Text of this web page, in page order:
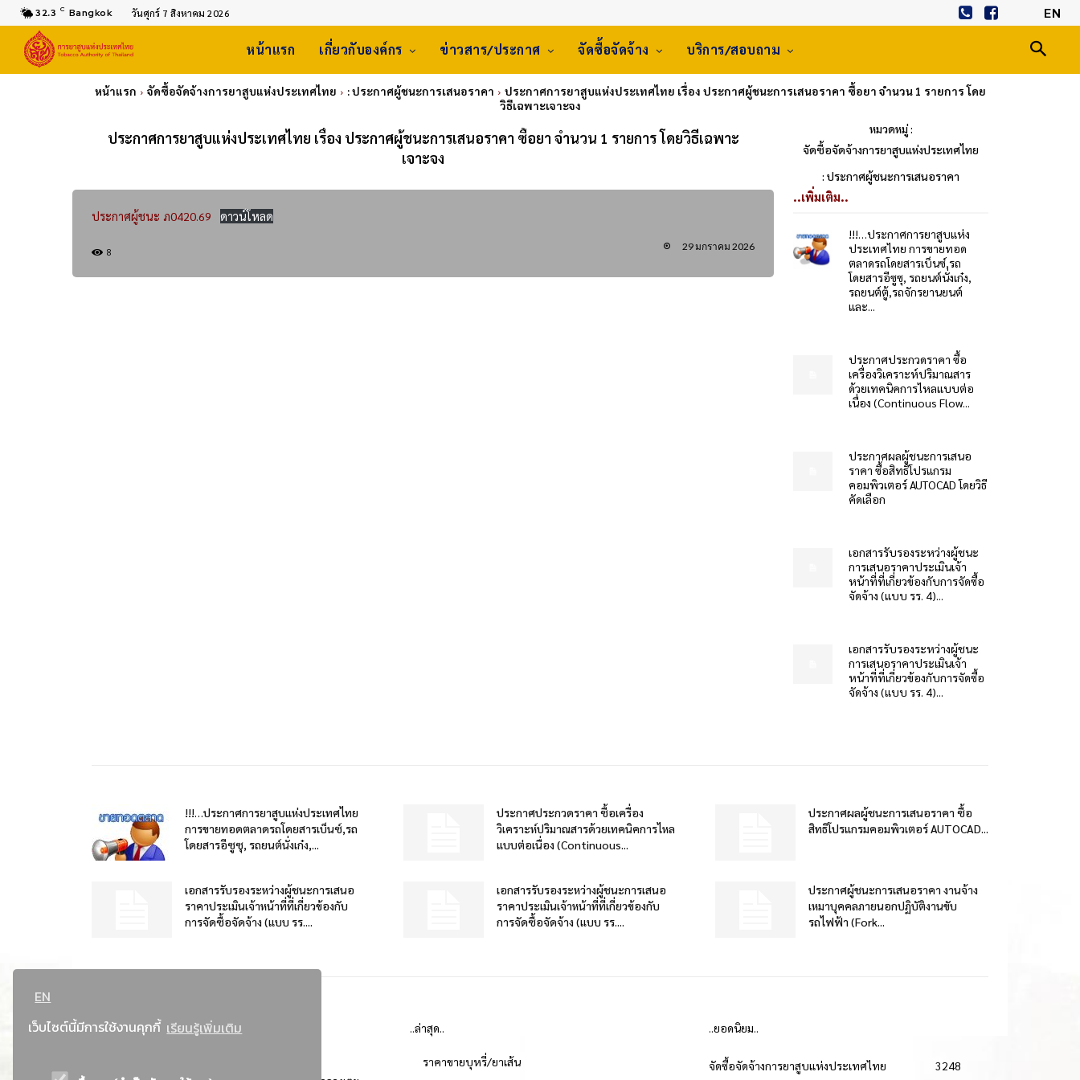
EN
เว็บไซต์นี้มีการใช้งานคุกกี้ เรียนรู้เพิ่มเติม
32.3 C Bangkok วันศุกร์ 7 สิงหาคม 2026 EN
หน้าแรก เกี่ยวกับองค์กร ข่าวสาร/ประกาศ จัดซื้อจัดจ้าง บริการ/สอบถาม
หน้าแรก จัดซื้อจัดจ้างการยาสูบแห่งประเทศไทย : ประกาศผู้ชนะการเสนอราคา
ประกาศการยาสูบแห่งประเทศไทย เรื่อง ประกาศผู้ชนะการเสนอราคา ซื้อยา จำนวน 1 รายการ โดย
วิธีเฉพาะเจาะจง
ประกาศการยาสูบแห่งประเทศไทย เรื่อง ประกาศผู้ชนะการเสนอราคา ซื้อยา จำนวน 1 รายการ โดยวิธีเฉพาะ
เจาะจง
หมวดหมู่ :
จัดซื้อจัดจ้างการยาสูบแห่งประเทศไทย
: ประกาศผู้ชนะการเสนอราคา
ประกาศผู้ชนะ ภ0420.69 ดาวน์โหลด
8 29 มกราคม 2026
..เพิ่มเติม..
!!!…ประกาศการยาสูบแห่ง
ประเทศไทย การขายทอด
ตลาดรถโดยสารเบ็นซ์,รถ
โดยสารอีซูซุ, รถยนต์นั่งเก๋ง,
รถยนต์ตู้,รถจักรยานยนต์
และ...
ประกาศประกวดราคา ซื้อ
เครื่องวิเคราะห์ปริมาณสาร
ด้วยเทคนิคการไหลแบบต่อ
เนื่อง (Continuous Flow...
ประกาศผลผู้ชนะการเสนอ
ราคา ซื้อสิทธิโปรแกรม
คอมพิวเตอร์ AUTOCAD โดยวิธี
คัดเลือก
เอกสารรับรองระหว่างผู้ชนะ
การเสนอราคาประเมินเจ้า
หน้าที่ที่เกี่ยวข้องกับการจัดซื้อ
จัดจ้าง (แบบ รร. 4)...
เอกสารรับรองระหว่างผู้ชนะ
การเสนอราคาประเมินเจ้า
หน้าที่ที่เกี่ยวข้องกับการจัดซื้อ
จัดจ้าง (แบบ รร. 4)...
!!!…ประกาศการยาสูบแห่งประเทศไทย
การขายทอดตลาดรถโดยสารเบ็นซ์,รถ
โดยสารอีซูซุ, รถยนต์นั่งเก๋ง,...
ประกาศประกวดราคา ซื้อเครื่อง
วิเคราะห์ปริมาณสารด้วยเทคนิคการไหล
แบบต่อเนื่อง (Continuous...
ประกาศผลผู้ชนะการเสนอราคา ซื้อ
สิทธิโปรแกรมคอมพิวเตอร์ AUTOCAD...
เอกสารรับรองระหว่างผู้ชนะการเสนอ
ราคาประเมินเจ้าหน้าที่ที่เกี่ยวข้องกับ
การจัดซื้อจัดจ้าง (แบบ รร....
เอกสารรับรองระหว่างผู้ชนะการเสนอ
ราคาประเมินเจ้าหน้าที่ที่เกี่ยวข้องกับ
การจัดซื้อจัดจ้าง (แบบ รร....
ประกาศผู้ชนะการเสนอราคา งานจ้าง
เหมาบุคคลภายนอกปฏิบัติงานขับ
รถไฟฟ้า (Fork...
..ล่าสุด..
ราคาขายบุหรี่/ยาเส้น
..ยอดนิยม..
จัดซื้อจัดจ้างการยาสูบแห่งประเทศไทย 3248